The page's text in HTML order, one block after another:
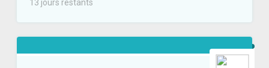
13 jours restants